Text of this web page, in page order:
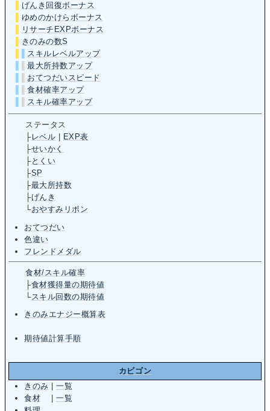
げんき回復ボーナス
ゆめのかけらボーナス
リサーチEXPボーナス
きのみの数S
スキルレベルアップ
▌最大所持数アップ
おてつだいスピード
▌食材確率アップ
スキル確率アップ
ステータス
├レベル
EXP表
├せいかく
├とくい
├SP
├最大所持数
├げんき
└おやすみリボン
おてつだい
色違い
フレンドメダル
食材/スキル確率
├食材獲得量の期待値
└スキル回数の期待値
きのみエナジー概算表
期待値計算手順
カビゴン
きのみ |一覧
食材 |一覧